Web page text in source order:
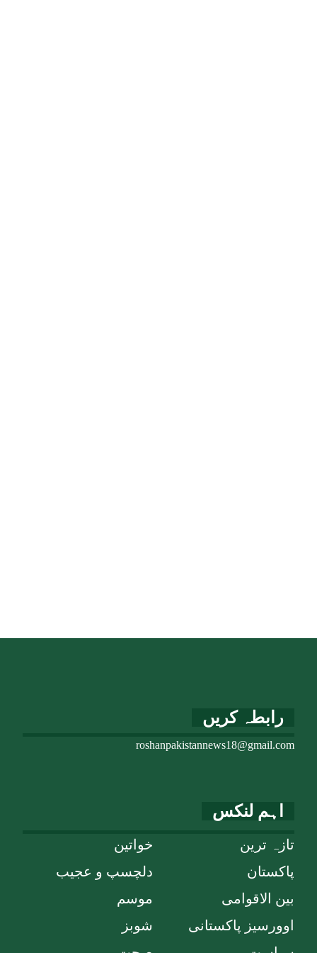
اہم لنکس
خواتین
دلچسپ و عجیب
موسم
شوبز
تازہ ترین
پاکستان
بین الاقوامی
اوورسیز پاکستانی
رابطہ کریں
roshanpakistannews18@gmail.com